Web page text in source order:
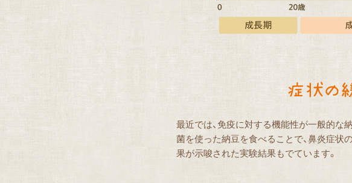
最近では、免疫に対する機能性が一般的な
菌を使った納豆を食べることで、鼻炎症状
果が示唆された実験結果もでています。